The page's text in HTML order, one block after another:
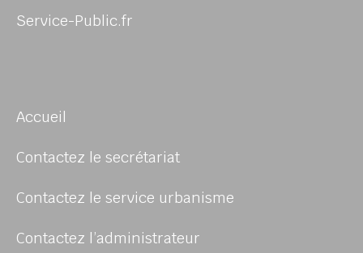
Service-Public.fr
Accueil
Contactez le secrétariat
Contactez le service urbanisme
Contactez l’administrateur